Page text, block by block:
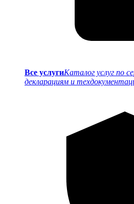
Все услугиКаталог услуг по
декларациям и